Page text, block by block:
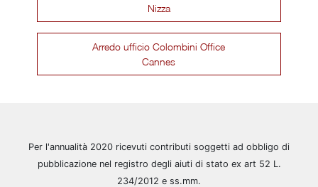
Nizza
Arredo ufficio Colombini Office
Cannes
Per l'annualità 2020 ricevuti contributi soggetti ad obbligo di
pubblicazione nel registro degli aiuti di stato ex art 52 L.
234/2012 e ss.mm.